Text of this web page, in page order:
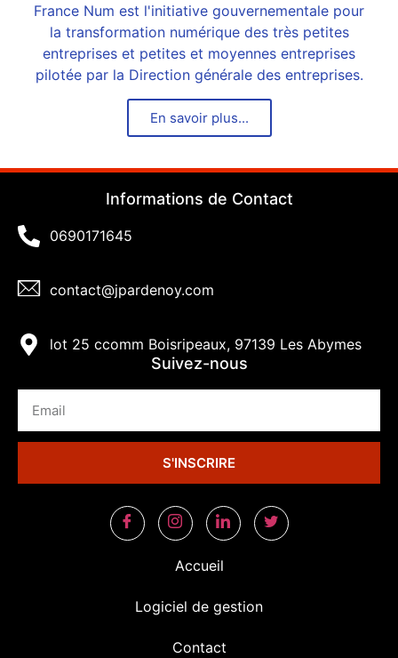
France Num est l'initiative gouvernementale pour
la transformation numérique des très petites
entreprises et petites et moyennes entreprises
pilotée par la Direction générale des entreprises.
En savoir plus...
Informations de Contact
0690171645
contact@jpardenoy.com
lot 25 ccomm Boisripeaux, 97139 Les Abymes
Suivez-nous
S'INSCRIRE
Accueil
Logiciel de gestion
Contact